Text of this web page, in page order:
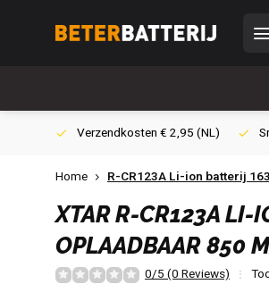
Verzendkosten € 2,95 (NL)
Home R-CR123A Li-ion batterij
XTARR-CR123A LI-
OPLAADBAAR 850
0/5 (0 Reviews)